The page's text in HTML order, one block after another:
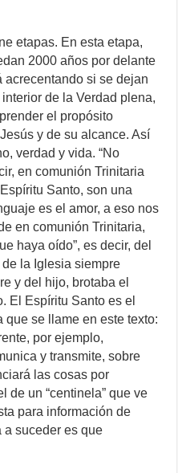
etapas. En esta etapa,
2000 años por delante
acrecentando si se dejan
de la Verdad plena,
el propósito
y de su alcance. Así
verdad y vida. “No
en comunión Trinitaria
Santo, son una
es el amor, a eso nos
en comunión Trinitaria,
haya oído”, es decir, del
la Iglesia siempre
y del hijo, brotaba el
El Espíritu Santo es el
que se llame en este texto:
por ejemplo,
y transmite, sobre
las cosas por
de un “centinela” que ve
para información de
a suceder es que